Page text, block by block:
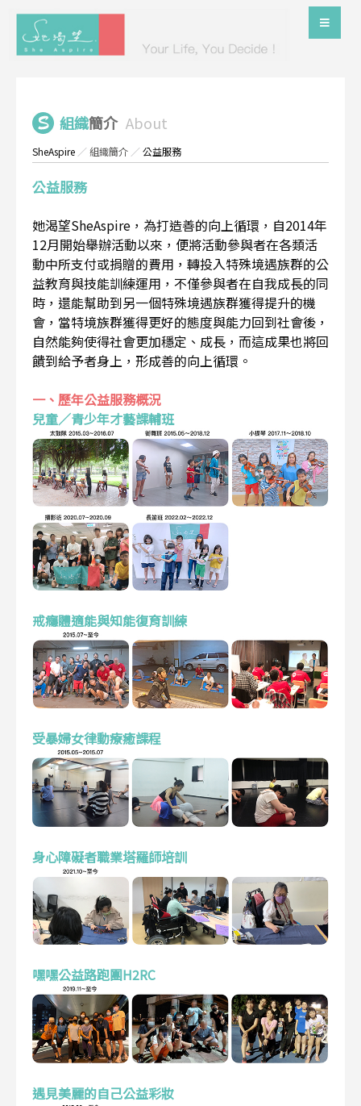
組織簡介 About
SheAspire ／組織簡介 ／公益服務
公益服務
她渴望SheAspire，為打造善的向上循環，自2014年
12月開始舉辦活動以來，便將活動參與者在各類活
動中所支付或捐贈的費用，轉投入特殊境遇族群的公
益教育與技能訓練運用，不僅參與者在自我成長的同
時，還能幫助到另一個特殊境遇族群獲得提升的機
會，當特境族群獲得更好的態度與能力回到社會後，
自然能夠使得社會更加穩定、成長，而這成果也將回
饋到給予者身上，形成善的向上循環。
一、歷年公益服務概況
兒童／青少年才藝課輔班
戒癮體適能與知能復育訓練
受暴婦女律動療癒課程
身心障礙者職業塔羅師培訓
嘿嘿公益路跑團H2RC
遇見美麗的自己公益彩妝